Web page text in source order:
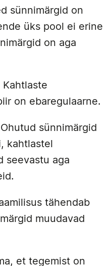
sünnimärgid on
üks pool ei erine
on aga
Kahtlaste
on ebaregulaarne.
sünnimärgid
kahtlastel
seevastu aga
tähendab
muudavad
et tegemist on